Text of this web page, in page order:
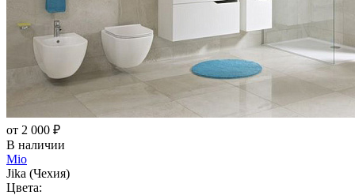
от 2 000 ₽
В наличии
Mio
Jika (Чехия)
Цвета: